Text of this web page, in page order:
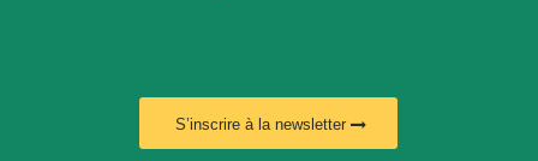
S’inscrire à la newsletter